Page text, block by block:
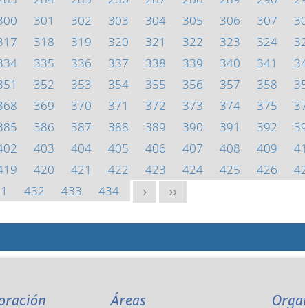
301 302 303 304 305 306 307
318 319 320 321 322 323 324
335 336 337 338 339 340 341
352 353 354 355 356 357 358
369 370 371 372 373 374 375
386 387 388 389 390 391 392
403 404 405 406 407 408 409
420 421 422 423 424 425 426
432 433 434 > >>
Áreas